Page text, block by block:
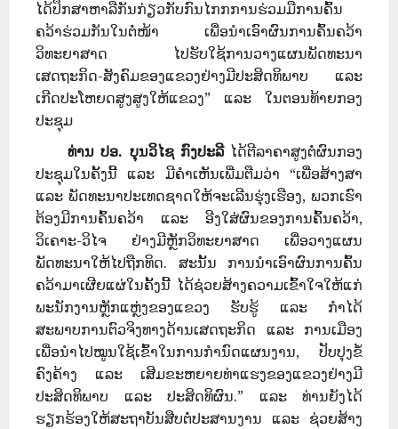
ໄດ້ປຶກສາຫາລືກັນກ່ຽວກັບກົນໄກກການຮ່ວມມືການຄົ້ນ
ຄວ້າຮ່ວມກັນໃນຕໍ່ໜ້າ ເພື່ອນໍາເອົາຜົນການຄົ້ນຄວ້າ
ວິທະຍາສາດ ໄປຮັບໃຊ້ການວາງແຜນພັດທະນາ
ເສດຖະກິດ-ສັງຄົມຂອງແຂວງຢ່າງມີປະສິດທິພາບ ແລະ
ເກີດປະໂຫຍດສູງສູງໃຫ້ແຂວງ” ແລະ ໃນຕອນທ້າຍກອງ
ປະຊຸມ
ທ່ານ ປອ. ບຸນວິໄຊ ກົງປະລີໄດ້ຕີລາຄາສູງຕໍ່ຜົນກອງ
ປະຊຸມໃນຄັ້ງນີ້ ແລະ ມີຄຳເຫັນເພີ່ມຕືມວ່າ “ເພື່ອສ້າງສາ
ແລະ ພັດທະນາປະເທດຊາດໃຫ້ຈະເລີນຮຸ່ງເຮືອງ, ພວກເຮົາ
ຕ້ອງມີການຄົ້ນຄວ້າ ແລະ ອີງໃສ່ຜົນຂອງການຄົ້ນຄວ້າ,
ວິເຄາະ-ວິໄຈ ຢ່າງມີຫຼັກວິທະຍາສາດ ເພື່ອວາງແຜນ
ພັດທະນາໃຫ້ໄປຖືກທິດ. ສະນັ້ນ ການນຳເອົາຜົນການຄົ້ນ
ຄວ້າມາເຜີຍແຜ່ໃນຄັ້ງນີ້ ໄດ້ຊ່ວຍສ້າງຄວາມເຂົ້າໃຈໃຫ້ແກ່
ພະນັກງານຫຼັກແຫຼ່ງຂອງແຂວງ ຮັບຮູ້ ແລະ ກຳໄດ້
ສະພາບການຕົວຈິງທາງດ້ານເສດຖະກິດ ແລະ ການເມືອງ
ເພື່ອນຳໄປໝູນໃຊ້ເຂົ້າໃນການກຳນົດແຜນງານ, ປັບປຸງຂໍ້
ຄົງຄ້າງ ແລະ ເສີມຂະຫຍາຍທ່າແຮງຂອງແຂວງຢ່າງມີ
ປະສິດທິພາບ ແລະ ປະສິດທິຜົນ.” ແລະ ທ່ານຍັງໄດ້
ຮຽກຮ້ອງໃຫ້ສະຖາບັນສືບຕໍ່ປະສານງານ ແລະ ຊ່ວຍສ້າງ